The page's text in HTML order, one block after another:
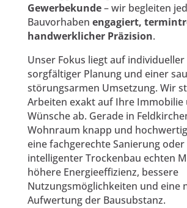
Gewerbekunde– wir begleiten
Bauvorhaben engagiert,
handwerklicher Präzision.
Unser Fokus liegt auf
sorgfältiger Planung und einer
störungsarmen Umsetzung. Wir
Arbeiten exakt auf Ihre Immobilie
Wünsche ab. Gerade in
Wohnraum knapp und
eine fachgerechte Sanierung oder
intelligenter Trockenbau echten
höhere Energieeffizienz, bessere
Nutzungsmöglichkeiten und eine
Aufwertung der Bausubstanz.